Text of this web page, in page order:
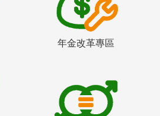
年金改革專區